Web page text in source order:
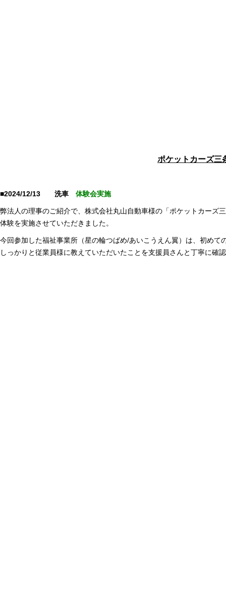
ポケットカーズ三
■2024/12/13 洗車 体験会実施
弊法人の理事のご紹介で、株式会社丸山自動車様の「ポケットカーズ
体験を実施させていただきました。
今回参加した福祉事業所（星の輪つばめ/あいこうえん翼）は、初め
しっかりと従業員様に教えていただいたことを支援員さんと丁寧に確